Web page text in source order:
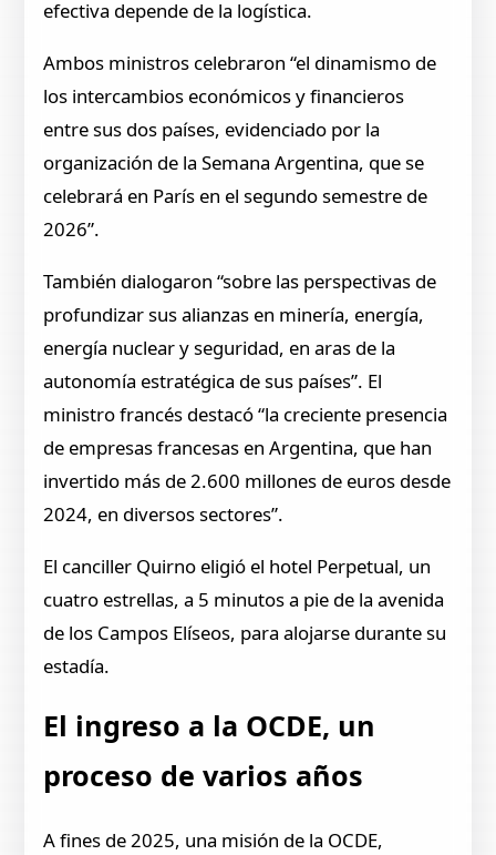
efectiva depende de la logística.
Ambos ministros celebraron “el dinamismo de
los intercambios económicos y financieros
entre sus dos países, evidenciado por la
organización de la Semana Argentina, que se
celebrará en París en el segundo semestre de
2026”.
También dialogaron “sobre las perspectivas de
profundizar sus alianzas en minería, energía,
energía nuclear y seguridad, en aras de la
autonomía estratégica de sus países”. El
ministro francés destacó “la creciente presencia
de empresas francesas en Argentina, que han
invertido más de 2.600 millones de euros desde
2024, en diversos sectores”.
El canciller Quirno eligió el hotel Perpetual, un
cuatro estrellas, a 5 minutos a pie de la avenida
de los Campos Elíseos, para alojarse durante su
estadía.
El ingreso a la OCDE, un
proceso de varios años
A fines de 2025, una misión de la OCDE,